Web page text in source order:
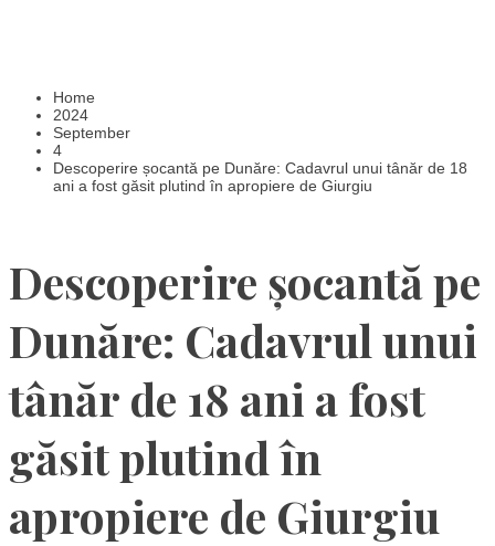
Home
2024
September
4
Descoperire șocantă pe Dunăre: Cadavrul unui tânăr de 18
ani a fost găsit plutind în apropiere de Giurgiu
Descoperire șocantă pe
Dunăre: Cadavrul unui
tânăr de 18 ani a fost
găsit plutind în
apropiere de Giurgiu